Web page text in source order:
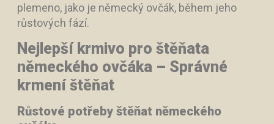
plemeno, jako je německý ovčák, během jeho
růstových fází.
Nejlepší krmivo pro štěňata
německého ovčáka – Správné
krmení štěňat
Růstové potřeby štěňat německého